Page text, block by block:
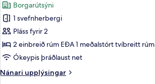
myndir
fyrir
Deluxe-
herbergi
-
Borgarútsýni
1 svefnherbergi
Pláss fyrir 2
2 einbreið rúm EÐA 1 meðalstórt tvíbreitt rúm
Ókeypis þráðlaust net
Nánari upplýsingar
Nánari